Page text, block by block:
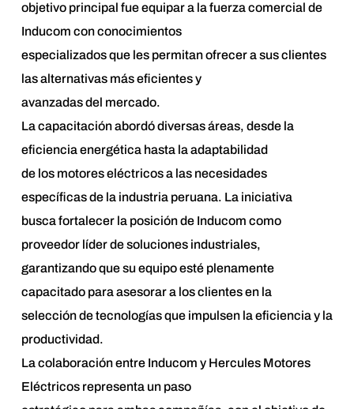
objetivo principal fue equipar a la fuerza comercial de
Inducom con conocimientos
especializados que les permitan ofrecer a sus clientes
las alternativas más eficientes y
avanzadas del mercado.
La capacitación abordó diversas áreas, desde la
eficiencia energética hasta la adaptabilidad
de los motores eléctricos a las necesidades
específicas de la industria peruana. La iniciativa
busca fortalecer la posición de Inducom como
proveedor líder de soluciones industriales,
garantizando que su equipo esté plenamente
capacitado para asesorar a los clientes en la
selección de tecnologías que impulsen la eficiencia y la
productividad.
La colaboración entre Inducom y Hercules Motores
Eléctricos representa un paso